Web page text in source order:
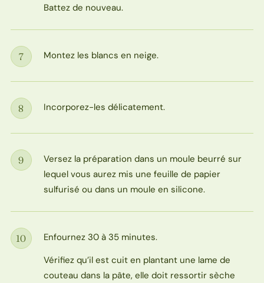
Battez de nouveau.
Étape
7 Montez les blancs en neige.
Étape
8 Incorporez-les délicatement.
Étape
9
Versez la préparation dans un moule beurré sur
lequel vous aurez mis une feuille de papier
sulfurisé ou dans un moule en silicone.
Étape
10
Enfournez 30 à 35 minutes.
Vérifiez qu’il est cuit en plantant une lame de
couteau dans la pâte, elle doit ressortir sèche